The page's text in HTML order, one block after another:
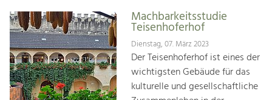
Machbarkeitsstudie
Teisenhoferhof
Dienstag, 07. März 2023
Der Teisenhoferhof ist eines der
wichtigsten Gebäude für das
kulturelle und gesellschaftliche